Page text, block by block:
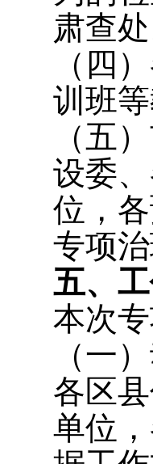
肃查
（四
训班
（五
设委
位，
专项
五、
本次
（一
各区
单位